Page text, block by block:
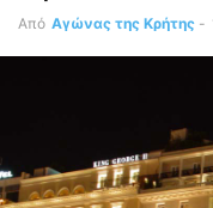
Από Αγώνας της Κρήτης -